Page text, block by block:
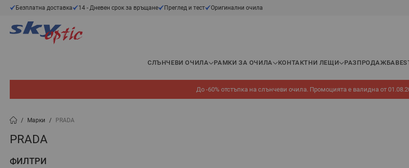
Прескачане към съдържанието
Безплатна доставка 14 - Дневен срок за връщане Преглед и тест Оригинални очила
СЛЪНЧЕВИ ОЧИЛА РАМКИ ЗА ОЧИЛА КОНТАКТНИ ЛЕЩИ РАЗПРОДАЖБА
До -60% отстъпка на слънчеви очила. Промоцията е валидна от
/ Марки / PRADA
PRADA
ФИЛТРИ